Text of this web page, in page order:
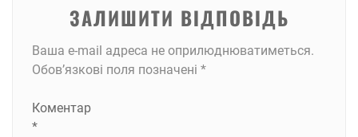
ЗАЛИШИТИ ВІДПОВІДЬ
Ваша e-mail адреса не оприлюднюватиметься.
Обов’язкові поля позначені *
Коментар
*